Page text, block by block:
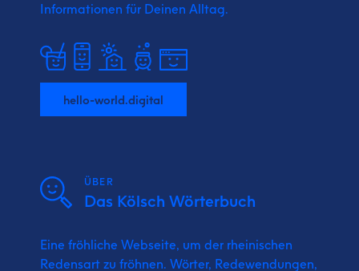
Informationen für Deinen Alltag.
hello-world.digital
ÜBER
Das Kölsch Wörterbuch
Eine fröhliche Webseite, um der rheinischen
Redensart zu fröhnen. Wörter, Redewendungen,